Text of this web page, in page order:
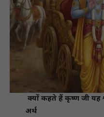
क्यों कहते हैं कृष्ण जी यह
अर्थ